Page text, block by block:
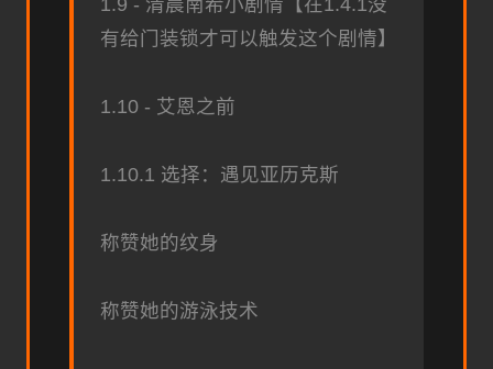
1.9 - 清晨南希小剧情【在1.4.1没
有给门装锁才可以触发这个剧情】
1.10 - 艾恩之前
1.10.1 选择：遇见亚历克斯
称赞她的纹身
称赞她的游泳技术